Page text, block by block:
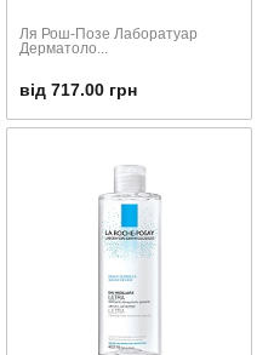
Ля Рош-Позе Лаборатуар
Дерматоло...
від 717.00 грн